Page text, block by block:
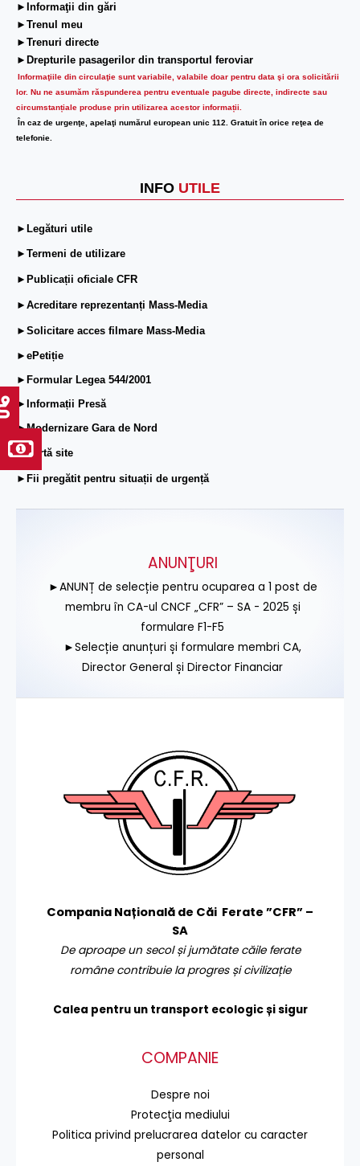
►Informaţii din gări
►Trenul meu
►Trenuri directe
►Drepturile pasagerilor din transportul feroviar
Informaţiile din circulaţie sunt variabile, valabile doar pentru data şi ora solicitării
lor. Nu ne asumăm răspunderea pentru eventuale pagube directe, indirecte sau
circumstanțiale produse prin utilizarea acestor informații.
În caz de urgenţe, apelaţi numărul european unic 112. Gratuit în orice reţea de
telefonie.
INFO UTILE
►Legături utile
►Termeni de utilizare
►Publicații oficiale CFR
►Acreditare reprezentanți Mass-Media
►Solicitare acces filmare Mass-Media
►ePetiție
►Formular Legea 544/2001
►Informații Presă
►Modernizare Gara de Nord
►Hartă site
►Fii pregătit pentru situații de urgență
ANUNŢURI
►ANUNȚ de selecție pentru ocuparea a 1 post de
membru în CA-ul CNCF „CFR” – SA - 2025 și
formulare F1-F5
►Selecție anunțuri și formulare membri CA,
Director General și Director Financiar
Compania Națională de Căi Ferate ”CFR” –
SA
De aproape un secol și jumătate căile ferate
române contribuie la progres și civilizație
Calea pentru un transport ecologic și sigur
COMPANIE
Despre noi
Protecţia mediului
Politica privind prelucrarea datelor cu caracter
personal